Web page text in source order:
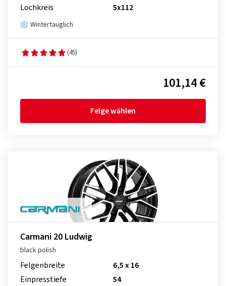
Lochkreis
5x112
Wintertauglich
(45)
101,14 €
Felge wählen
Carmani 20 Ludwig
black polish
Felgenbreite
6,5 x 16
Einpresstiefe
54